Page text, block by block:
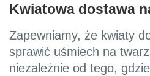
Kwiatowa dostawa
Zapewniamy, że kwiaty
sprawić uśmiech na
niezależnie od tego,